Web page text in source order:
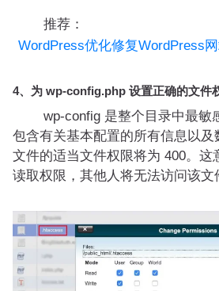
推荐：
WordPress优化修复WordPress
4、为 wp-config.php 设置正确的文件
wp-config 是整个目录中最敏
包含有关基本配置的所有信息以
文件的适当文件权限将为 400。这
读取权限，其他人将无法访问该文